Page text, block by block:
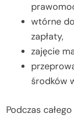
wtórne
zapłaty,
zajęcie
środków
Podczas